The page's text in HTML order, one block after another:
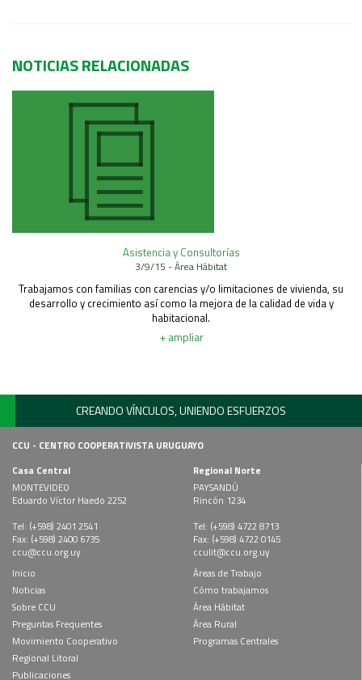
NOTICIAS RELACIONADAS
Asistencia y Consultorías
3/9/15 - Área Hábitat
Trabajamos con familias con carencias y/o limitaciones de vivienda, su
desarrollo y crecimiento así como la mejora de la calidad de vida y
habitacional.
+ ampliar
CREANDO VÍNCULOS, UNIENDO ESFUERZOS
CCU - CENTRO COOPERATIVISTA URUGUAYO
Casa Central
MONTEVIDEO
Eduardo Víctor Haedo 2252
Tel: (+598) 2401 2541
Fax: (+598) 2400 6735
ccu@ccu.org.uy
Regional Norte
PAYSANDÚ
Rincón 1234
Tel: (+598) 4722 8713
Fax: (+598) 4722 0145
cculit@ccu.org.uy
Inicio
Noticias
Sobre CCU
Preguntas Frequentes
Movimiento Cooperativo
Áreas de Trabajo
Cómo trabajamos
Área Hábitat
Área Rural
Programas Centrales
Regional Litoral
Publicaciones